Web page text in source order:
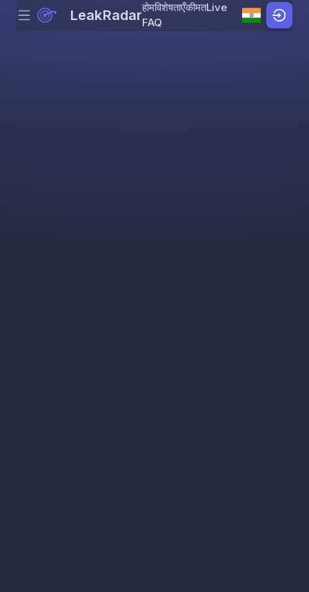
Skip to content
Menu LeakRadarहोमविशेषताएँकीमतLive
FAQ